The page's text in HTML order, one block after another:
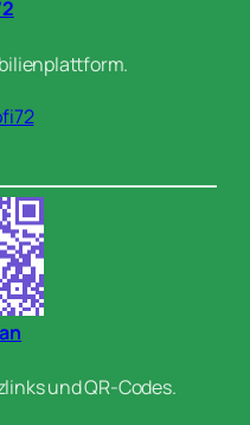
und QR-Codes.